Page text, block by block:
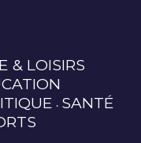
& LOISIRS
SANTÉ